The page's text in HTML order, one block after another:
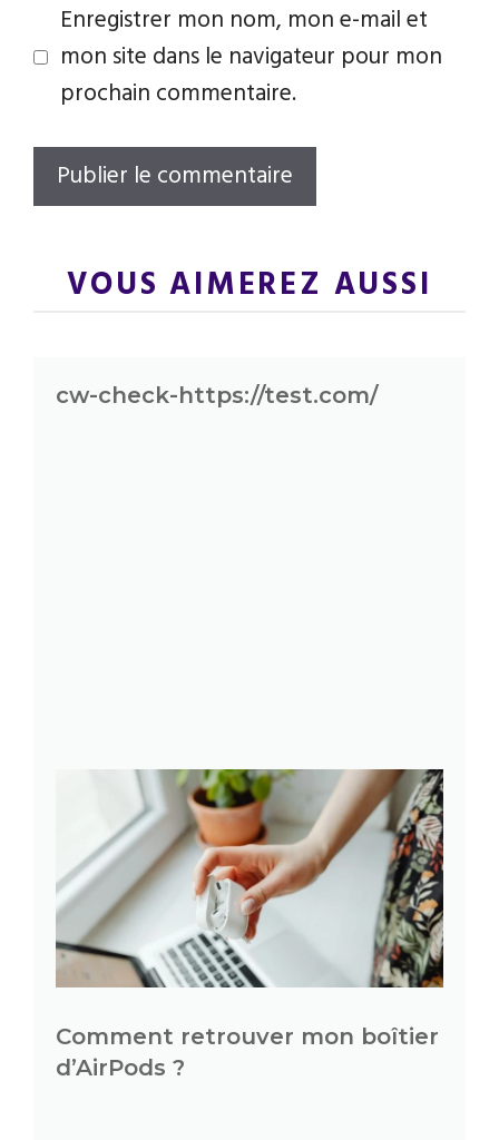
Enregistrer mon nom, mon e-mail et
mon site dans le navigateur pour mon
prochain commentaire.
VOUS AIMEREZ AUSSI
cw-check-https://test.com/
Comment retrouver mon boîtier
d’AirPods ?